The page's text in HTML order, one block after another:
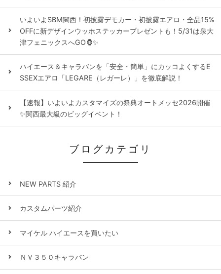
いよいよSBM関西！初披露デモカー・初披露エアロ・全品15%
OFFに新デザインウッホステッカープレゼントも！5/31は泉大
津フェニックスへGO🦍✨
ハイエース＆キャラバンを「安全・簡単」にカッコよくするE
SSEXエアロ「LEGARE（レガーレ）」を徹底解説！
【速報】いよいよカスタマイズの祭典オートメッセ2026開催
✨関西最大級のビッグイベント！
ブログカテゴリ
NEW PARTS 紹介
カスタムパーツ紹介
マイケル ハイエースを買いたい
ＮＶ３５０キャラバン